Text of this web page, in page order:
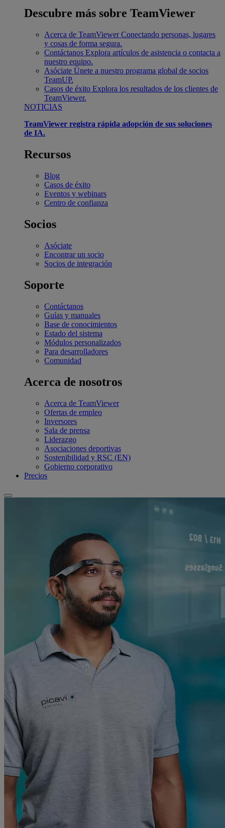
Descubre más sobre TeamViewer
Acerca de TeamViewer Conectando personas, lugares
y cosas de forma segura.
Contáctanos Explora artículos de asistencia o contacta a
nuestro equipo.
Asóciate Únete a nuestro programa global de socios
TeamUP.
Casos de éxito Explora los resultados de los clientes de
TeamViewer.
NOTICIAS
TeamViewer registra rápida adopción de sus soluciones
de IA.
Recursos
Blog
Casos de éxito
Eventos y webinars
Centro de confianza
Socios
Asóciate
Encontrar un socio
Socios de integración
Soporte
Contáctanos
Guías y manuales
Base de conocimientos
Estado del sistema
Módulos personalizados
Para desarrolladores
Comunidad
Acerca de nosotros
Acerca de TeamViewer
Ofertas de empleo
Inversores
Sala de prensa
Liderazgo
Asociaciones deportivas
Sostenibilidad y RSC (EN)
Gobierno corporativo
Precios